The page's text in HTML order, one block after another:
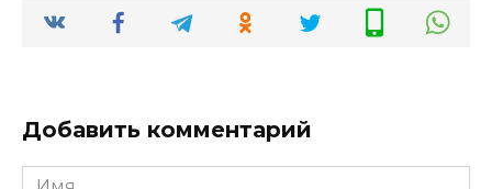
Добавить комментарий
Имя